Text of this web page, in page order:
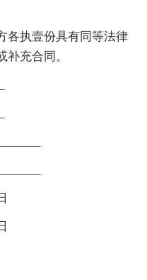
各执壹份具有同等法律
充合同。